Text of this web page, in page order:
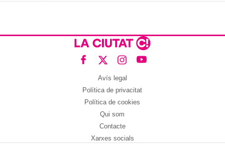
Avís legal
Política de privacitat
Política de cookies
Qui som
Contacte
Xarxes socials